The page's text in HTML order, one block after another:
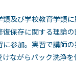
及び学校教育学類
保存に関する理論
に参加。実習で講師
ながらパック洗浄